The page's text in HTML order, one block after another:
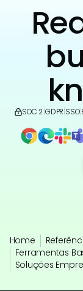
SOC 2 GDPR SSO|
Home
Ferramentas
Soluções